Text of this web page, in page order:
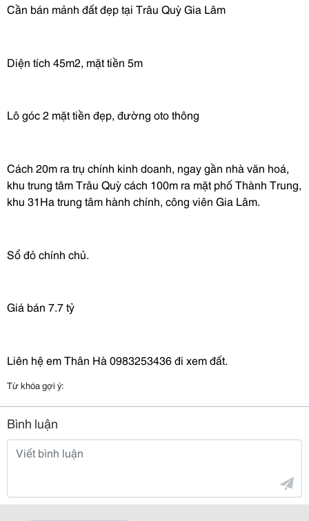
Cần bán mảnh đất đẹp tại Trâu QuỳGia Lâm
Diện tích 45m2, mặt tiền 5m
Lô góc 2 mặt tiền đẹp, đường otothông
Cách 20m ra trụ chính kinh doanh, ngay gần nhà văn hoá,
khu trung tâm Trâu Quỳ cách 100m ra mặt phố Thành Trung,
khu 31Ha trung tâm hành chính, công viên Gia Lâm.
Sổ đỏ chính chủ.
Giá bán 7.7 tỷ
Liên hệ em Thân Hà 0983253436 đi xem đất.
Từ khóa gợi ý:
Bình luận